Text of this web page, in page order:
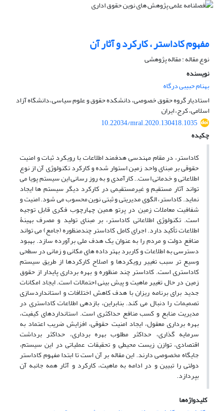
مفهوم کاداستر ، کارکرد و آثار آن
نوع مقاله : مقاله پژوهشی
نویسنده
بهنام حبیبی درگاه
استادیار گروه حقوق خصوصی، دانشکده حقوق و علوم سیاسی,،دانشگاه آزاد
اسلامی، کرج، ایران
10.22034/mral.2020.130418.1035
چکیده
کاداستر، در مقام مهندسی هدفمند اطلاعات با رویکرد ثبات و امنیت
حقوقی بر مبنای واحد زمین استوار شده و کارکرد تکنولوژی آن از نوع
اطلاعاتی و خدماتی است.. کارآمدی و به روز رسانی این سیستم پویا می
تواند آثار مستقیم و غیرمستقیمی در کارکرد دیگر سیستم ها ایجاد
نماید. کاداستر، الگوی مدیریتی و ثبتی نوین محسوب می شود. امنیت و
شفافیت معاملات زمین در پرتو همین چهارچوب فکری قابل توجیه
است. تکنولوژی اطلاعاتی کاداستر، بر مبنای تولید و مصرف بهینۀ
اطلاعات تأکید دارد. اجرای کامل کاداستر چندمنظوره (جامع) می تواند
منافع دولت و مردم را به عنوان یک هدف ملی برآورده سازد. بهبود
دسترسی به اطلاعات و کاربرد بهتر داده های مکانی و زمانی در سطحی
وسیع تر سبب تغییر رویکردها و اصلاح کارکردها از طریق سیستم
کاداستری است. کاداستر چند منظوره و بهره برداری پایدار از حقوق
زمین در حال تغییر ماهیت و پیش بینی احتمالات است. ایجاد امکانات
جدید برای برنامه ریزان با هدف کاهش اختلافات و استانداردسازی
تصمیمات را دنبال می کند. بنابراین، بازدهی اطلاعات کاداستری در
مدیریت منابع و کسب منافع حداکثری است. استانداردهای کیفیت،
بهره برداری معقول، ایجاد امنیت حقوقی، افزایش ضریب اعتماد به
سرمایه گذاری، حداکثر مطلوب بهره برداری، حداکثر برداشت
اقتصادی، توازن زیست محیطی و تحقیقات عملیاتی در این سیستم،
جایگاه مخصوصی دارند. این مقاله بر آن است تا ابتدا مفهوم کاداستر
دولتی را تبیین و در ادامه به ماهیت، کارکرد و آثار همه جانبه آن
بپردازد.
کلیدواژه‌ها